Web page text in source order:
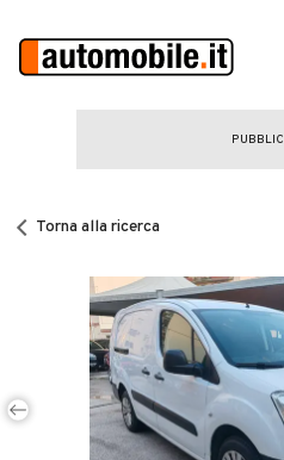
CERCA
Auto Nuove
Noleggio a lungo termine
Auto d'epoca
Moto
Torna alla ricerca